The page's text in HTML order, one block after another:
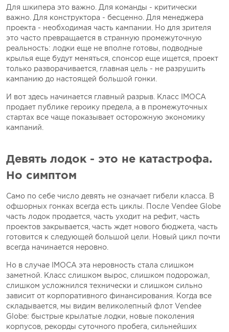
Для шкипера это важно. Для команды - критически
важно. Для конструктора - бесценно. Для менеджера
проекта - необходимая часть кампании. Но для зрителя
это часто превращается в странную промежуточную
реальность: лодки еще не вполне готовы, подводные
крылья еще будут меняться, спонсор еще ищется, проект
только разворачивается, главная цель - не разрушить
кампанию до настоящей большой гонки.
И вот здесь начинается главный разрыв. Класс IMOCA
продает публике героику предела, а в промежуточных
стартах все чаще показывает осторожную экономику
кампаний.
Девять лодок - это не катастрофа.
Но симптом
Само по себе число девять не означает гибели класса. В
офшорных гонках всегда есть циклы. После Vendеe Globe
часть лодок продается, часть уходит на рефит, часть
проектов закрывается, часть ждет нового бюджета, часть
готовится к следующей большой цели. Новый цикл почти
всегда начинается неровно.
Но в случае IMOCA эта неровность стала слишком
заметной. Класс слишком вырос, слишком подорожал,
слишком усложнился технически и слишком сильно
зависит от корпоративного финансирования. Когда все
складывается, мы видим великолепный флот Vendеe
Globe: быстрые крылатые лодки, новые поколения
корпусов, рекорды суточного пробега, сильнейших